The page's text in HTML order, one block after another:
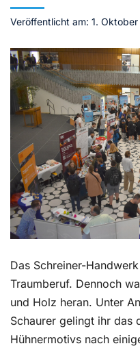
Jetzt abonnieren
Veröffentlicht am: 1.
Das Schreiner-
Traumberuf. Dennoch
und Holz heran. Unter
Schaurer gelingt ihr das
Hühnermotivs nach